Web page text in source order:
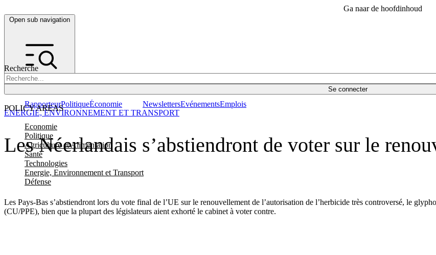
Ga naar de hoofdinhoud
Open sub navigation
Recherche
Se connecter
POLICY AREAS
Economie
Politique
Agriculture et Alimentation
Santé
Technologies
Energie, Environnement et Transport
Défense
RapporteurPolitiqueÉconomie NewslettersEvénementsEmplois
Les Néerlandais s’abstiendront de voter sur le
Les Pays-Bas s’abstiendront lors du vote final de l’UE sur le renouvellement de l’autorisation de l’herbicide très controversé, le
(CU/PPE), bien que la plupart des législateurs aient exhorté le cabinet à voter contre.
ENERGIE, ENVIRONNEMENT ET TRANSPORT